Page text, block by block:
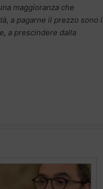
maggioranza che
a pagarne il prezzo sono i
a prescindere dalla